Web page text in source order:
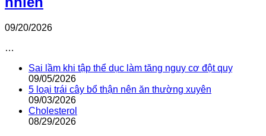
09/20/2026
…
Sai lầm khi tập thể dục làm tăng nguy cơ đột quỵ
09/05/2026
5 loại trái cây bổ thận nên ăn thường xuyên
09/03/2026
Cholesterol
08/29/2026